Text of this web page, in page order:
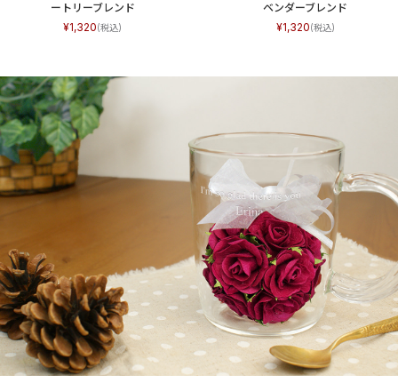
ートリーブレンド
1,320
ベンダーブレンド
1,320